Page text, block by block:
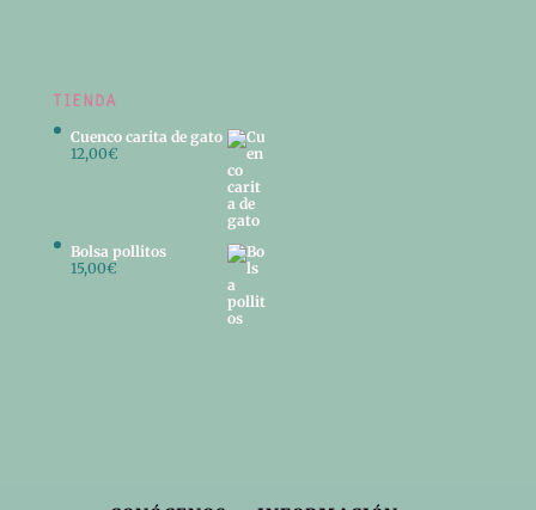
TIENDA
Cuenco carita de gato
12,00€
Bolsa pollitos
15,00€